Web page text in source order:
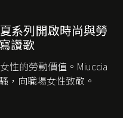
系列開啟時尚與勞
讚歌
性的勞動價值。 Miuccia
，向職場女性致敬。